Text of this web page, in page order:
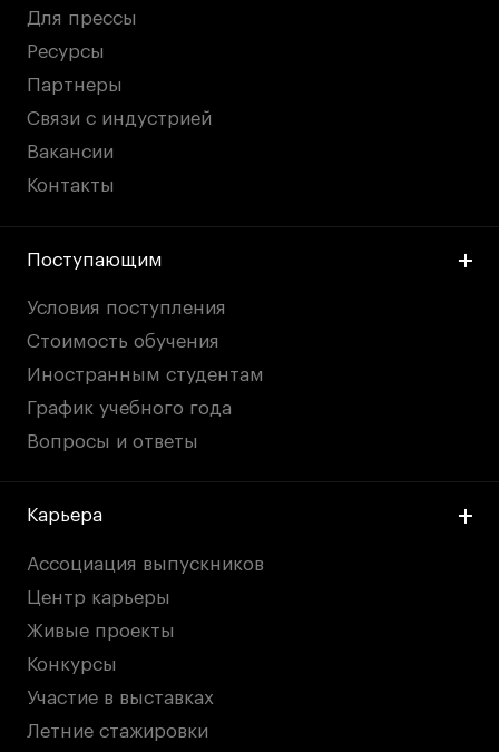
Для прессы
Ресурсы
Партнеры
Связи с индустрией
Вакансии
Контакты
Поступающим
Условия поступления
Стоимость обучения
Иностранным студентам
График учебного года
Вопросы и ответы
Карьера
Ассоциация выпускников
Центр карьеры
Живые проекты
Конкурсы
Участие в выставках
Летние стажировки